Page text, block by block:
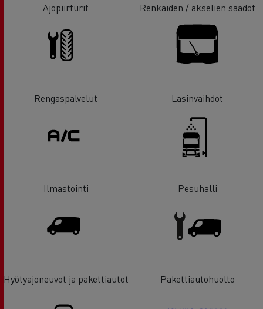
Ajopiirturit Renkaiden / akselien säädöt
Rengaspalvelut Lasinvaihdot
Ilmastointi Pesuhalli
Hyötyajoneuvot ja pakettiautot Pakettiautohuolto